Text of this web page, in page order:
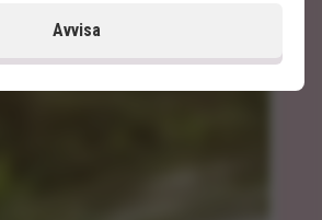
Avvisa